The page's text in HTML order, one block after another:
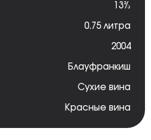
13%
0.75 литра
2004
Блауфранкиш
Сухие вина
Красные вина